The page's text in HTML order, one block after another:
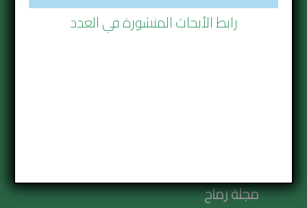
مجلة رماح
رابط الأبحاث المنشورة في العدد